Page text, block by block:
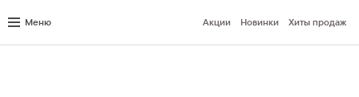
Меню Акции Новинки Хиты продаж